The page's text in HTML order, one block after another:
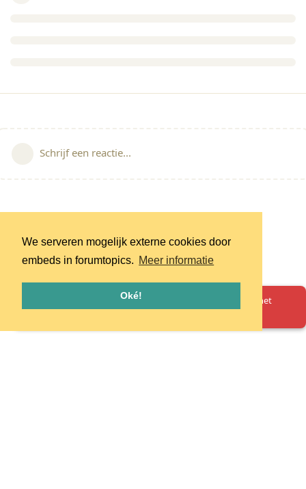
We serveren mogelijk externe cookies door
embeds in forumtopics. Meer informatie
Oké!
Schrijf een reactie...
Oeps! Er is iets misgegaan. Herlaad de pagina en probeer het
opnieuw.